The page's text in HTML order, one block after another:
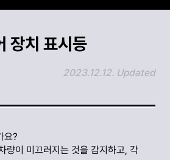
장치 표시등
2023.12.12. Updated
요?
량이 미끄러지는 것을 감지하고, 각
링크 복사하기